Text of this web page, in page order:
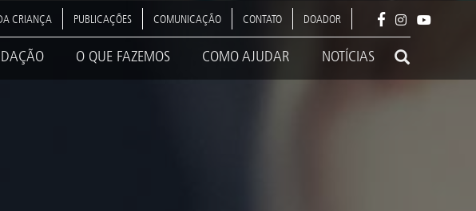
CRIANÇA PUBLICAÇÕES COMUNICAÇÃO CONTATO DOADOR
O QUE FAZEMOS COMO AJUDAR NOTÍCIAS